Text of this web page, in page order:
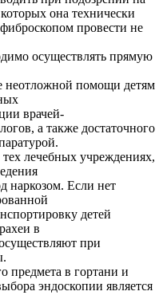
она технически
провести не
осуществлять прямую
неотложной помощи детям
врачей-
а также достаточного
лечебных учреждениях,
наркозом. Если нет
детей
в
при
предмета в гортани и
эндоскопии является